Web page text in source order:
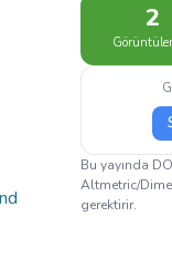
2
Bu yayında
Altmetric/
gerektirir.